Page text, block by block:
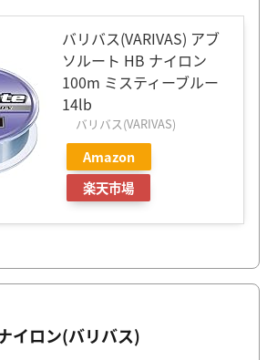
バリバス(VARIVAS) アブ
ソルート HB ナイロン
100m ミスティーブルー
14lb
バリバス(VARIVAS)
Amazon
楽天市場
イロン(バリバス)